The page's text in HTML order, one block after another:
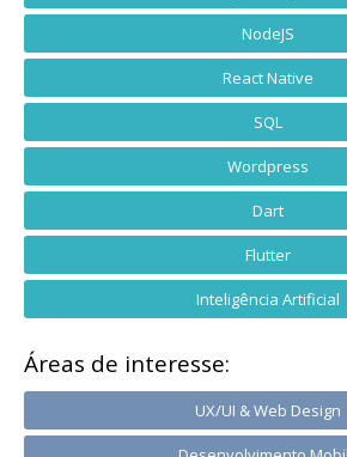
NodeJS
React Native
SQL
Wordpress
Dart
Flutter
Inteligência Artificial
Áreas de interesse:
UX/UI & Web Design